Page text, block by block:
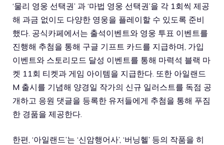
‘물리 영웅 선택권’ 과 ‘마법 영웅 선택권’을 각 1회씩 제공
해 과금 없이도 다양한 영웅을 플레이할 수 있도록 준비
했다. 공식카페에서는 출석이벤트와 영웅 투표 이벤트를
진행해 추첨을 통해 구글 기프트 카드를 지급하며, 가입
이벤트와 스토리모드 달성 이벤트를 통해 마력석 블랙 마
켓 11회 티켓과 게임 아이템을 지급한다. 또한 아일랜드
M 출시를 기념해 양경일 작가의 신규 일러스트를 독점 공
개하고 응원 댓글을 등록한 유저들에게 추첨을 통해 푸짐
한 경품을 제공한다.
한편, ‘아일랜드’는 ‘신암행어사’, ‘버닝헬’ 등의 작품을 히